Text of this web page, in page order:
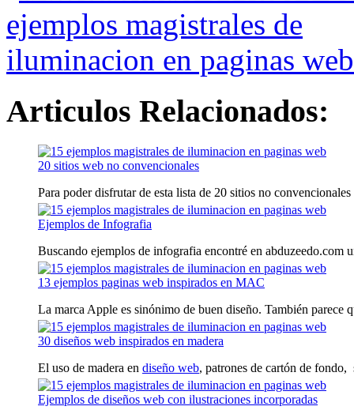
Articulos Relacionados:
20 sitios web no convencionales
Para poder disfrutar de esta lista de 20 sitios no
Ejemplos de Infografia
Buscando ejemplos de infografia encontré en abduzeedo.com
13 ejemplos paginas web inspirados en MAC
La marca Apple es sinónimo de buen diseño. También parece
30 diseños web inspirados en madera
El uso de madera en diseño web, patrones de cartón de fondo,
Ejemplos de diseños web con ilustraciones incorporadas